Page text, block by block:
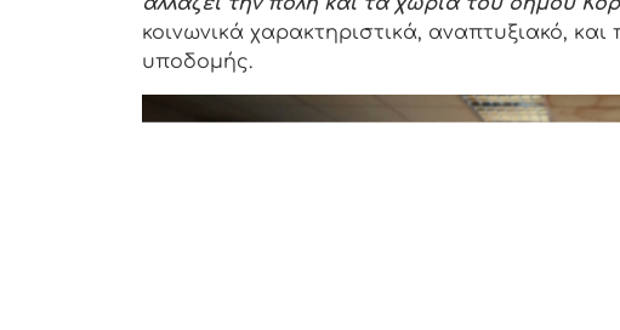
κοινωνικά χαρακτηριστικά, αναπτυξιακό,
υποδομής.